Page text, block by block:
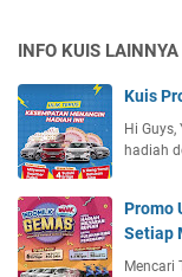
INFO KUIS LAINNYA
Kuis
Hi Guys,
hadiah
Promo
Setiap
Mencari